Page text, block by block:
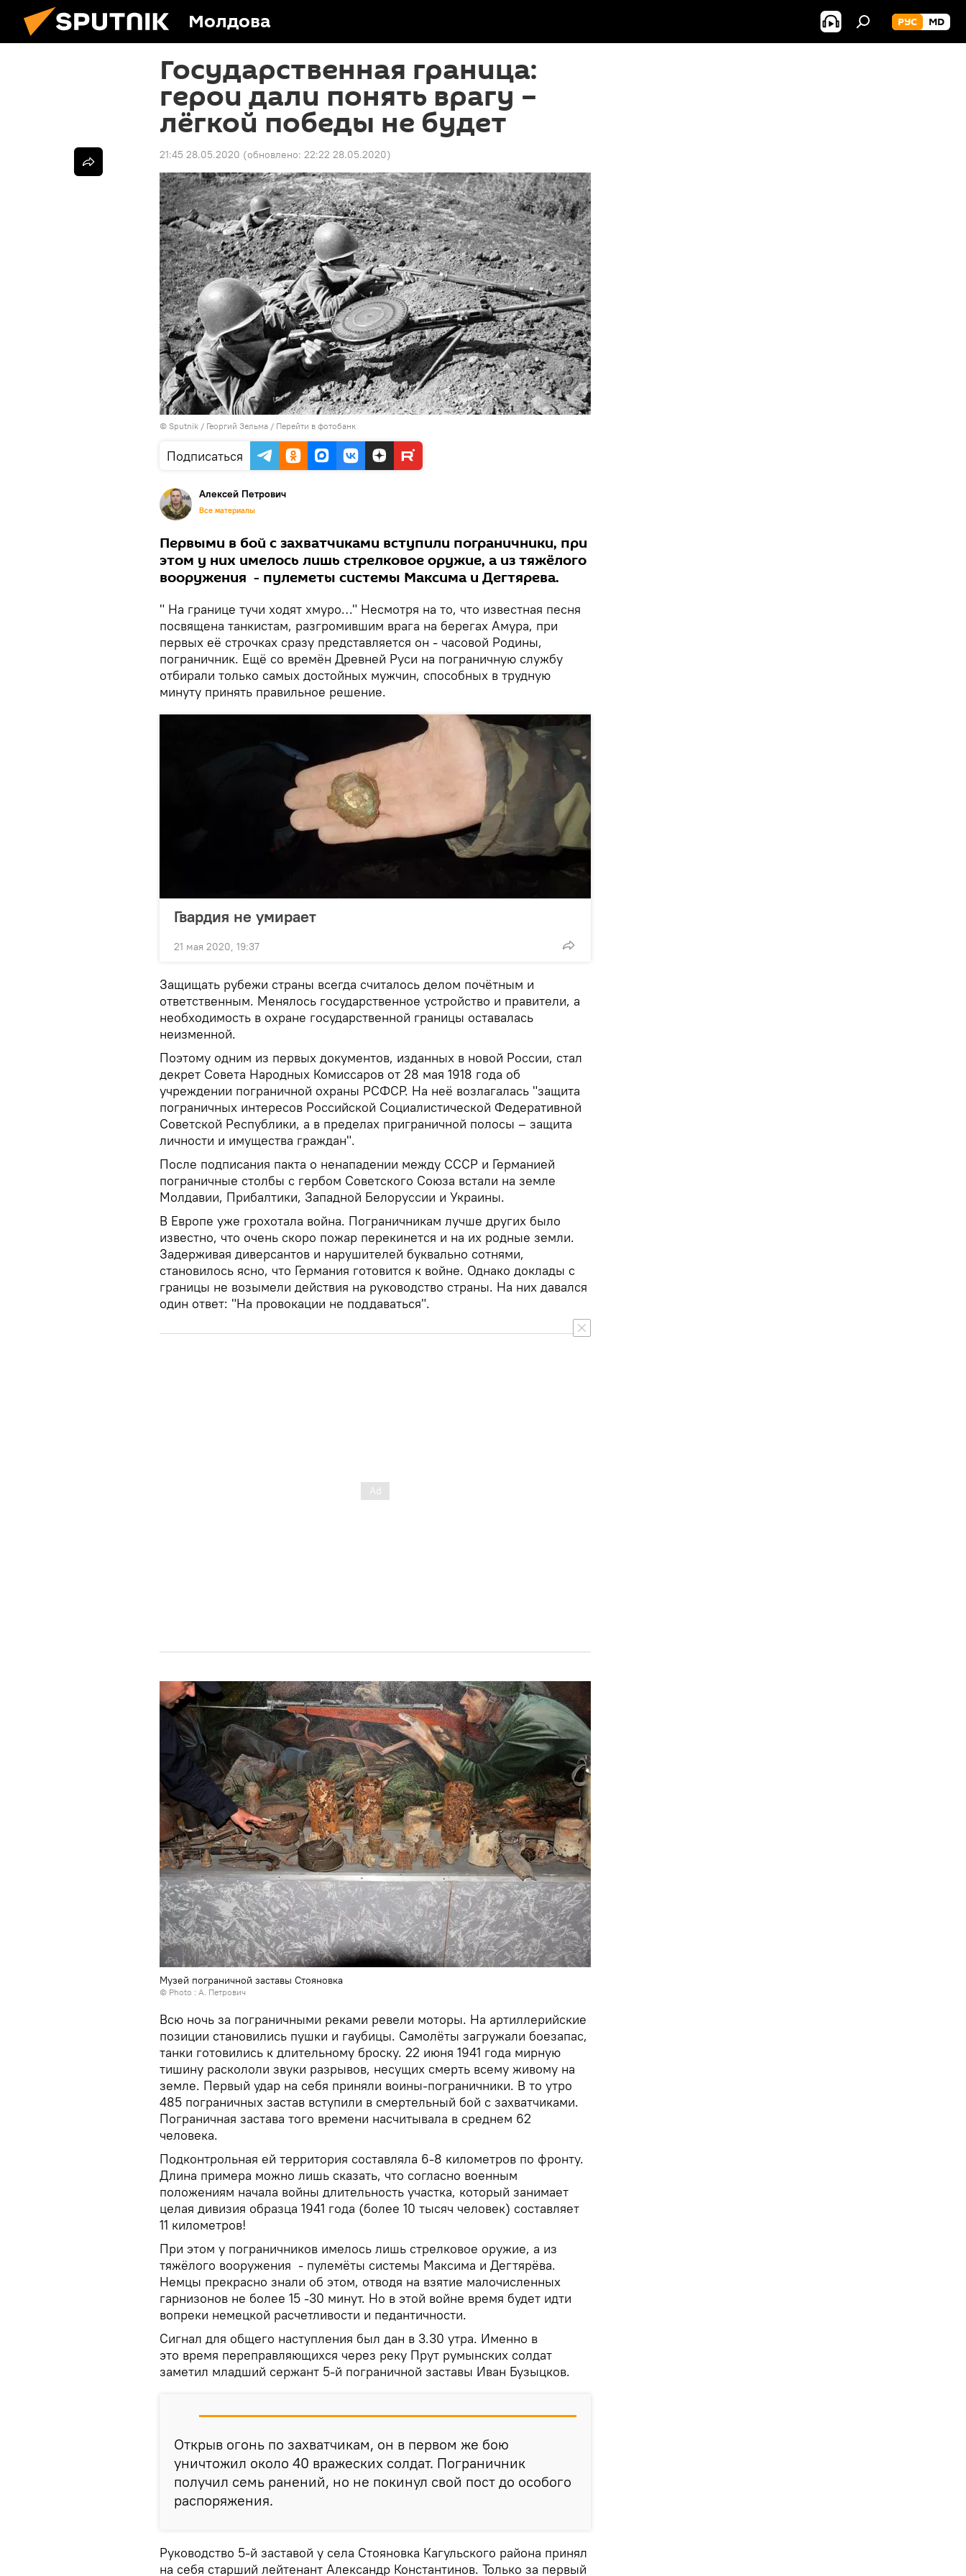
Молдова РУС MD
Государственная граница:
герои дали понять врагу –
лёгкой победы не будет
21:45 28.05.2020 (обновлено: 22:22 28.05.2020)
© Sputnik / Георгий Зельма / Перейти в фотобанк
Подписаться
Алексей Петрович
Все материалы
Первыми в бой с захватчиками вступили пограничники, при
этом у них имелось лишь стрелковое оружие, а из тяжёлого
вооружения - пулеметы системы Максима и Дегтярева.
" На границе тучи ходят хмуро…" Несмотря на то, что известная песня
посвящена танкистам, разгромившим врага на берегах Амура, при
первых её строчках сразу представляется он - часовой Родины,
пограничник. Ещё со времён Древней Руси на пограничную службу
отбирали только самых достойных мужчин, способных в трудную
минуту принять правильное решение.
Гвардия не умирает
21 мая 2020, 19:37
Защищать рубежи страны всегда считалось делом почётным и
ответственным. Менялось государственное устройство и правители, а
необходимость в охране государственной границы оставалась
неизменной.
Поэтому одним из первых документов, изданных в новой России, стал
декрет Совета Народных Комиссаров от 28 мая 1918 года об
учреждении пограничной охраны РСФСР. На неё возлагалась "защита
пограничных интересов Российской Социалистической Федеративной
Советской Республики, а в пределах приграничной полосы – защита
личности и имущества граждан".
После подписания пакта о ненападении между СССР и Германией
пограничные столбы с гербом Советского Союза встали на земле
Молдавии, Прибалтики, Западной Белоруссии и Украины.
В Европе уже грохотала война. Пограничникам лучше других было
известно, что очень скоро пожар перекинется и на их родные земли.
Задерживая диверсантов и нарушителей буквально сотнями,
становилось ясно, что Германия готовится к войне. Однако доклады с
границы не возымели действия на руководство страны. На них давался
один ответ: "На провокации не поддаваться".
Музей пограничной заставы Стояновка
© Photo : А. Петрович
Всю ночь за пограничными реками ревели моторы. На артиллерийские
позиции становились пушки и гаубицы. Самолёты загружали боезапас,
танки готовились к длительному броску. 22 июня 1941 года мирную
тишину раскололи звуки разрывов, несущих смерть всему живому на
земле. Первый удар на себя приняли воины-пограничники. В то утро
485 пограничных застав вступили в смертельный бой с захватчиками.
Пограничная застава того времени насчитывала в среднем 62
человека.
Подконтрольная ей территория составляла 6-8 километров по фронту.
Длина примера можно лишь сказать, что согласно военным
положениям начала войны длительность участка, который занимает
целая дивизия образца 1941 года (более 10 тысяч человек) составляет
11 километров!
При этом у пограничников имелось лишь стрелковое оружие, а из
тяжёлого вооружения - пулемёты системы Максима и Дегтярёва.
Немцы прекрасно знали об этом, отводя на взятие малочисленных
гарнизонов не более 15 -30 минут. Но в этой войне время будет идти
вопреки немецкой расчетливости и педантичности.
Сигнал для общего наступления был дан в 3.30 утра. Именно в
это время переправляющихся через реку Прут румынских солдат
заметил младший сержант 5-й пограничной заставы Иван Бузыцков.
Открыв огонь по захватчикам, он в первом же бою
уничтожил около 40 вражеских солдат. Пограничник
получил семь ранений, но не покинул свой пост до особого
распоряжения.
Руководство 5-й заставой у села Стояновка Кагульского района принял
на себя старший лейтенант Александр Константинов. Только за первый